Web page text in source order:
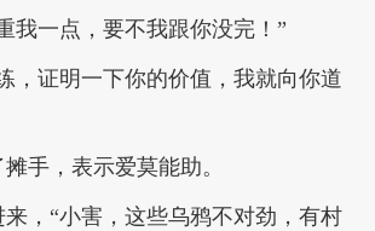
我一点，要不我跟你没完！”
，证明一下你的价值，我就向你道
手，表示爱莫能助。
，“小害，这些乌鸦不对劲，有村